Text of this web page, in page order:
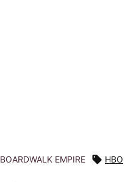
BOARDWALK EMPIRE  HBO